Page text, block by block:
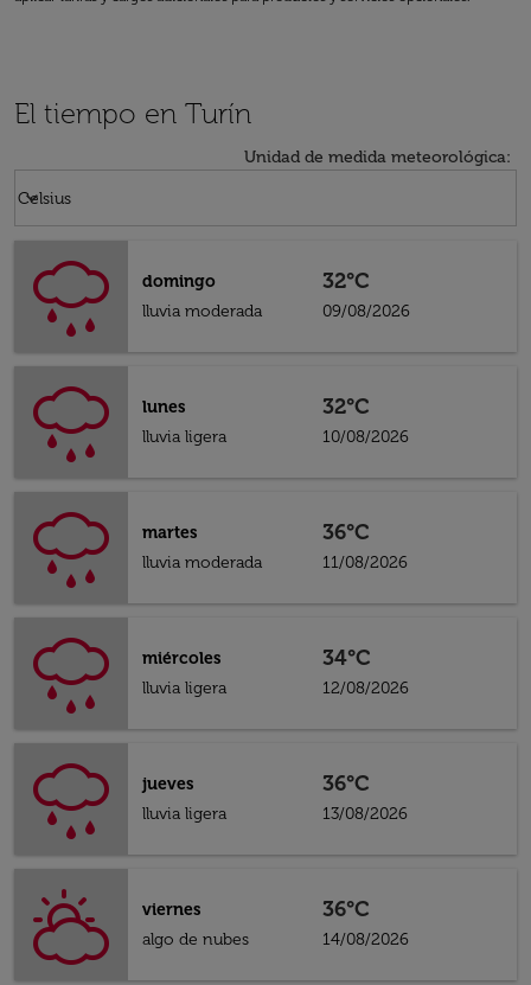
El tiempo en Turín
Unidad de medida meteorológica:
Celsius
keyboard_arrow_down
domingo
lluvia moderada
32°C
09/08/2026
lunes
lluvia ligera
32°C
10/08/2026
martes
lluvia moderada
36°C
11/08/2026
miércoles
lluvia ligera
34°C
12/08/2026
jueves
lluvia ligera
36°C
13/08/2026
viernes
algo de nubes
36°C
14/08/2026